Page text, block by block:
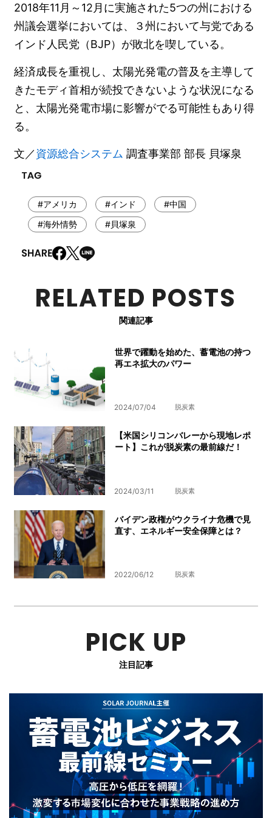
2018年11月～12月に実施された5つの州における
州議会選挙においては、３州において与党である
インド人民党（BJP）が敗北を喫している。
経済成長を重視し、太陽光発電の普及を主導して
きたモディ首相が続投できないような状況になる
と、太陽光発電市場に影響がでる可能性もあり得
る。
文／資源総合システム 調査事業部 部長 貝塚泉
#アメリカ #インド
#中国
#海外情勢
#貝塚泉
RELATED POSTS
関連記事
世界で躍動を始めた、蓄電池の持つ
再エネ拡大のパワー
2024/07/04 脱炭素
【米国シリコンバレーから現地レポ
ート】これが脱炭素の最前線だ！
2024/03/11 脱炭素
バイデン政権がウクライナ危機で見
直す、エネルギー安全保障とは？
2022/06/12 脱炭素
PICK UP
注目記事